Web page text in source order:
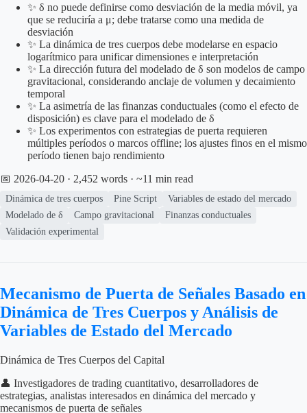
✨ δ no puede definirse como desviación de la media móvil, ya
que se reduciría a μ; debe tratarse como una medida de
desviación
✨ La dinámica de tres cuerpos debe modelarse en espacio
logarítmico para unificar dimensiones e interpretación
✨ La dirección futura del modelado de δ son modelos de campo
gravitacional, considerando anclaje de volumen y decaimiento
temporal
✨ La asimetría de las finanzas conductuales (como el efecto de
disposición) es clave para el modelado de δ
✨ Los experimentos con estrategias de puerta requieren
múltiples períodos o marcos offline; los ajustes finos en el mismo
período tienen bajo rendimiento
📅 2026-04-20 · 2,452 words · ~11 min read
Dinámica de tres cuerpos Pine Script
Variables de estado del mercado
Modelado de δ
Campo gravitacional
Finanzas conductuales
Validación experimental
Mecanismo de Puerta de Señales Basado en
Dinámica de Tres Cuerpos y Análisis de
Variables de Estado del Mercado
Dinámica de Tres Cuerpos del Capital
👤 Investigadores de trading cuantitativo, desarrolladores de
estrategias, analistas interesados en dinámica del mercado y
mecanismos de puerta de señales